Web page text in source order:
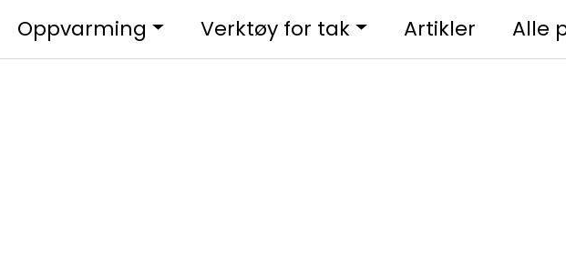
Oppvarming Verktøy for tak Artikler Alle